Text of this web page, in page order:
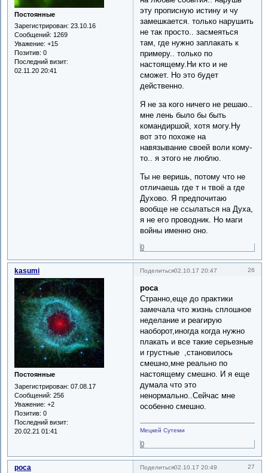
Постоянные
Зарегистрирован: 23.10.16
Сообщений: 1269
Уважение: +15
Позитив: 0
Последний визит:
02.11.20 20:41
эту прописную истину и чу
замешкается. только нарушить
не так просто.. засмеяться
там, где нужно заплакать к
примеру.. только по
настоящему.Ни кто и не
сможет. Но это будет
действенно.
Я не за кого ничего не решаю..
мне лень было бы быть
командиршой, хотя могу.Ну
вот это похоже на
навязывание своей воли кому-
то.. я этого не люблю.
Ты не веришь, потому что не
отличаешь где т н твоё а где
Духово. Я предпочитаю
вообще не ссылаться на Духа,
я не его проводник. Но маги
войны именно оно.
0
Поделиться 26
02.10.17 20:47
kasumi
Постоянные
Зарегистрирован: 07.08.17
Сообщений: 256
Уважение: +2
Позитив: 0
Последний визит:
20.02.21 01:41
роса
Странно,еще до практики
замечала что жизнь сплошное
неделание и реагирую
наоборот,иногда когда нужно
плакать и все такие серьезные
и грустные ,становилось
смешно,мне реально по
настоящему смешно. И я еще
думала что это
ненормально..Сейчас мне
особенно смешно.
Мецкей Сутеми
0
Поделиться 27
02.10.17 20:49
роса